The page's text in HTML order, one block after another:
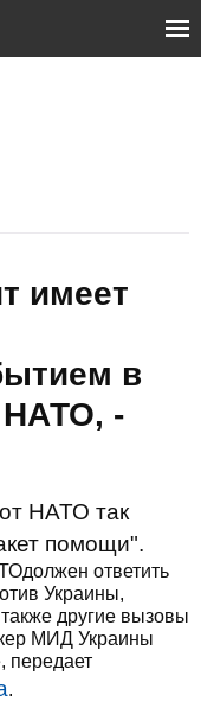
имеет
в
НАТО, -
НАТО так
помощи".
ответить
Украины,
другие вызовы
МИД Украины
передает
.